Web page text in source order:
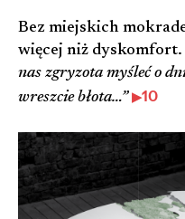
Bez miejskich
więcej niż dyskomfort.
nas zgryzota myśleć o
wreszcie błota…”
10